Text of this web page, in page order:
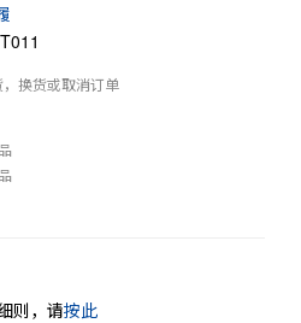
换货或取消订单
则，请按此